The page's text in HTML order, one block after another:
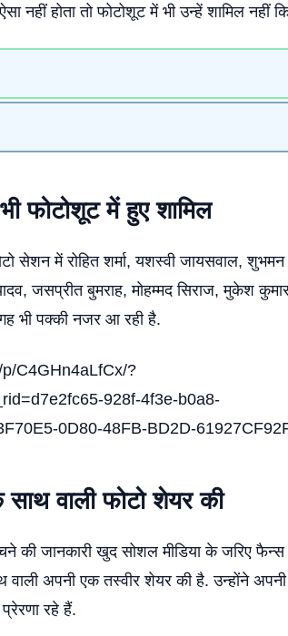
नहीं होता तो फोटोशूट में भी उन्हें शामिल नहीं
फोटोशूट में हुए शामिल
सेशन में रोहित शर्मा, यशस्वी जायसवाल,
जसप्रीत बुमराह, मोहम्मद सिराज, मुकेश
भी पक्की नजर आ रही है.
C4GHn4aLfCx/?
928f-4f3e-b0a8-
0D80-48FB-BD2D-
वाली फोटो शेयर की
की जानकारी खुद सोशल मीडिया के जरिए फैन्स
अपनी एक तस्वीर शेयर की है. उन्होंने
रहे हैं.